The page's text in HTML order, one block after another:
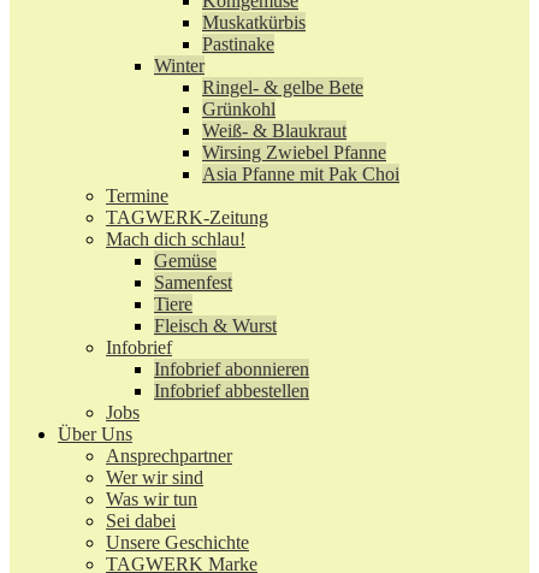
Muskatkürbis
Pastinake
Winter
Ringel- & gelbe Bete
Grünkohl
Weiß- & Blaukraut
Wirsing Zwiebel Pfanne
Asia Pfanne mit Pak Choi
Termine
TAGWERK-Zeitung
Mach dich schlau!
Gemüse
Samenfest
Tiere
Fleisch & Wurst
Infobrief
Infobrief abonnieren
Infobrief abbestellen
Jobs
Über Uns
Ansprechpartner
Wer wir sind
Was wir tun
Sei dabei
Unsere Geschichte
TAGWERK Marke